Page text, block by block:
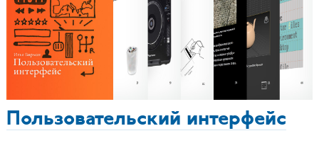
Пользовательский интерфейс